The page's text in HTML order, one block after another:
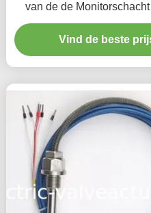
van de de
Controleapparaat
Hydraulische Generator
Vind de beste